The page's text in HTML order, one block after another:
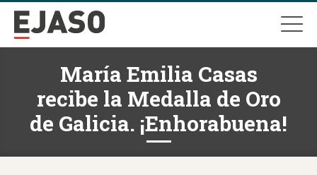
María Emilia Casas
recibe la Medalla de Oro
de Galicia. ¡Enhorabuena!